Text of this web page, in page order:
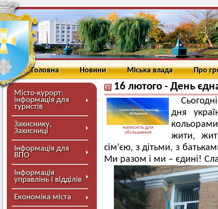
Головна Новини Міська влада Про
Місто-курорт:
інформація для
туристів
Захиснику,
Захисниці
Інформація для
ВПО
Інформація
управлінь і відділів
Економіка міста
16 лютого - День
натисніть для
збільшення
дня
жити,
сім'єю, з дітьми, з
Ми разом і ми – єдині!